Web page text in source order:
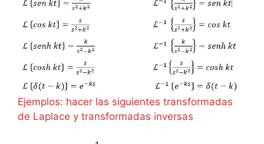
Ejemplos: hacer las siguientes transformadas
de Laplace y transformadas inversas